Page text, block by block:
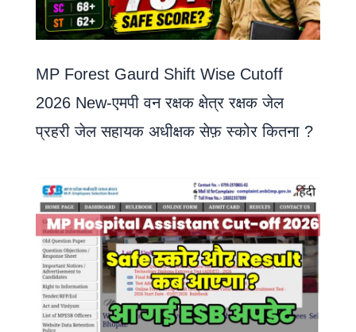
MP Forest Gaurd Shift Wise Cutoff
2026 New-एमपी वन रक्षक क्षेत्र रक्षक जेल
प्रहरी जेल सहायक अधीक्षक सेफ़ स्कोर कितना ?